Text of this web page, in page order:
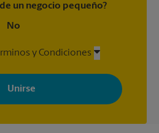
un negocio pequeño?
No
y Condiciones
correos electrónicos de The UPS
especiales, promociones y mensajes
Puede darse de baja en cualquier
consulte nuestra política de